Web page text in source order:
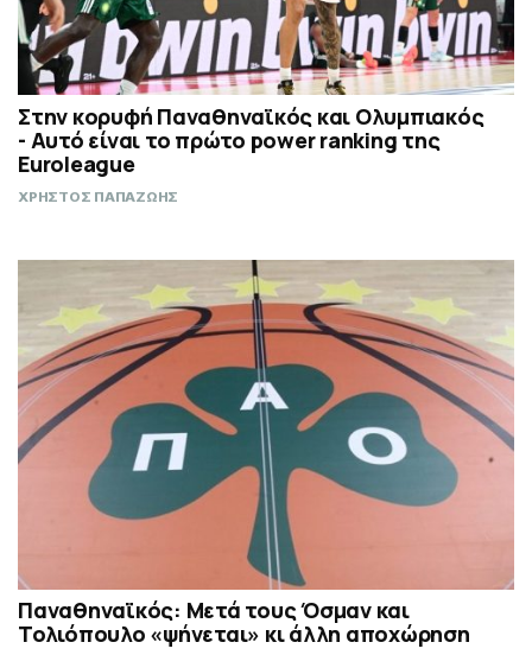
Στην κορυφή Παναθηναϊκός και Ολυμπιακός
- Αυτό είναι το πρώτο power ranking της
Euroleague
ΧΡΗΣΤΟΣ ΠΑΠΑΖΩΗΣ
Παναθηναϊκός: Μετά τους Όσμαν και
Τολιόπουλο «ψήνεται» κι άλλη αποχώρηση